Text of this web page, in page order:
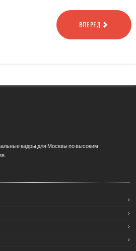
ВПЕРЕД
кадры для Москвы по высоким